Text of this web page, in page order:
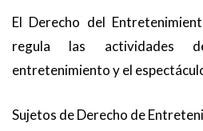
El Derecho del
regula las actividades
entretenimiento y el
Sujetos de Derecho de